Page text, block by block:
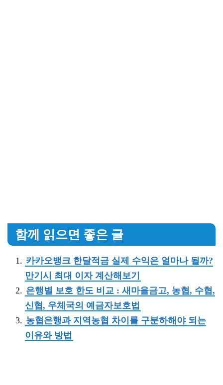
함께 읽으면 좋은 글
카카오뱅크 한달적금 실제 수익은 얼마나 될까?
만기시 최대 이자 계산해보기
은행별 보호 한도 비교 : 새마을금고, 농협, 수협,
신협, 우체국의 예금자보호법
농협은행과 지역농협 차이를 구분하해야 되는
이유와 방법